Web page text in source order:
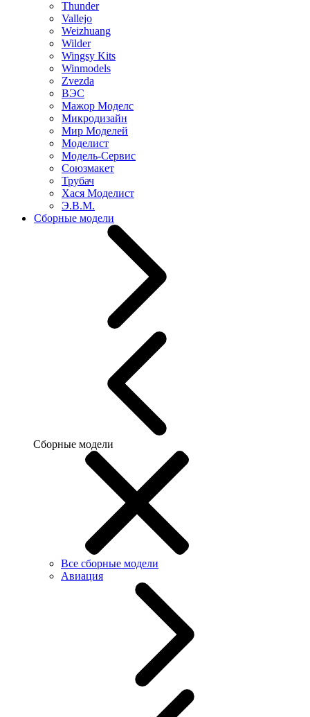
Thunder
Vallejo
Weizhuang
Wilder
Wingsy Kits
Winmodels
Zvezda
ВЭС
Мажор Моделс
Микродизайн
Мир Моделей
Моделист
Модель-Сервис
Союзмакет
Трубач
Хася Моделист
Э.В.М.
Сборные модели
Сборные модели
Все сборные модели
Авиация